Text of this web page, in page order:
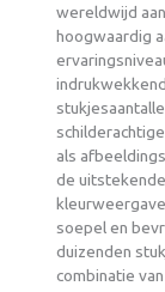
wereldwijd
hoogwaardig
als
de
soepel en
duizenden
combinatie